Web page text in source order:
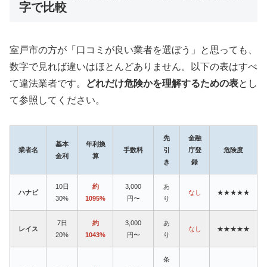
字で比較
室戸市の方が「口コミが良い業者を選ぼう」と思っても、
数字で見れば違いはほとんどありません。以下の表はすべ
て違法業者です。
どれだけ危険かを理解するための表とし
て参照してください。
業者名
基本
金利
年利換
算
手数料
先
引
き
金融
庁登
録
危険度
ハナビ
10日
30%
約
1095%
3,000
円〜
あ
り
なし ★★★★★
レイス
7日
20%
約
1043%
3,000
円〜
あ
り
なし ★★★★★
条